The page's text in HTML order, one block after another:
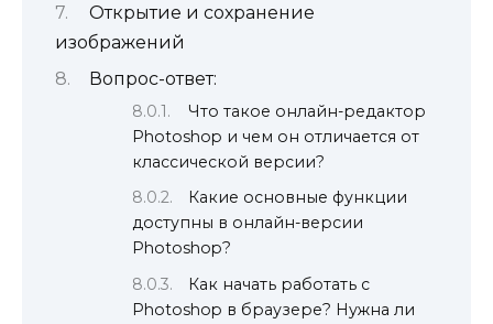
Открытие и сохранение
изображений
Вопрос-ответ:
Что такое онлайн-редактор
Photoshop и чем он отличается от
классической версии?
Какие основные функции
доступны в онлайн-версии
Photoshop?
Как начать работать с
Photoshop в браузере? Нужна ли